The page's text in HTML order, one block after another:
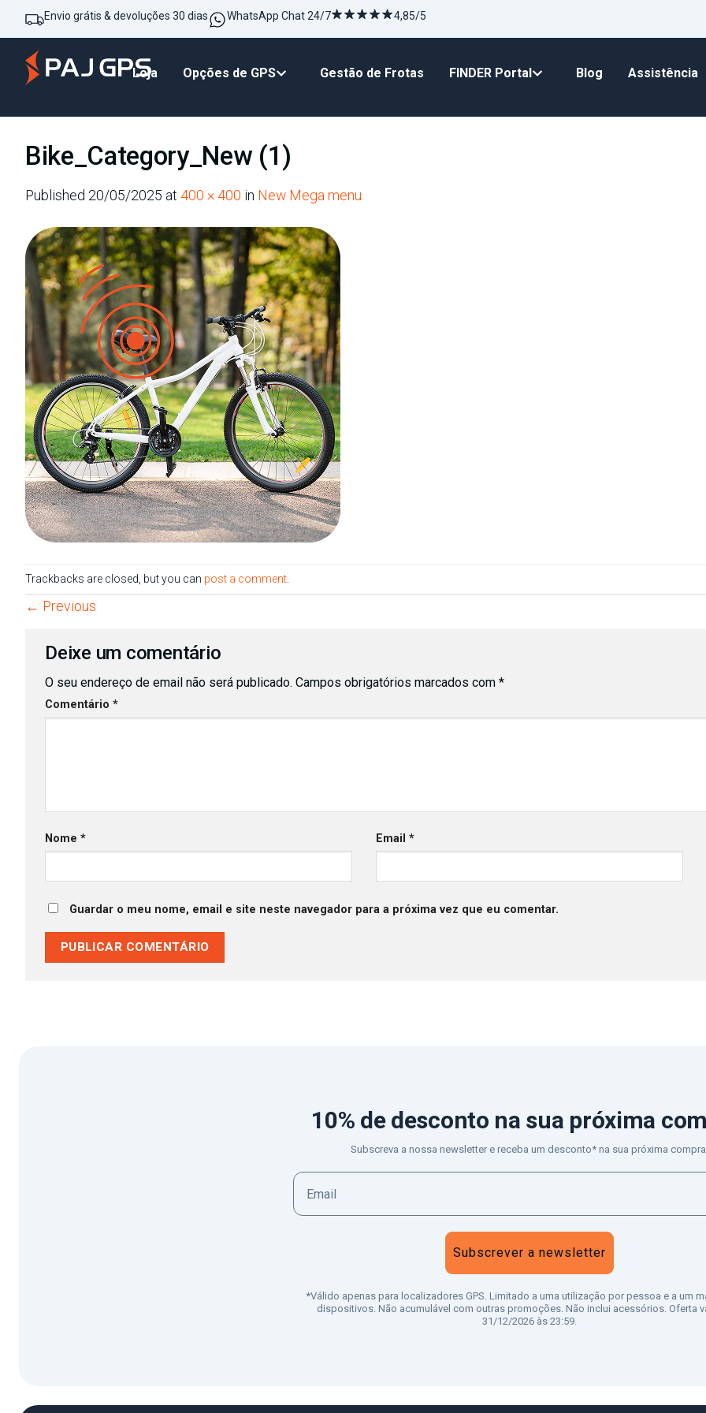
Envio grátis & devoluções 30 dias WhatsApp Chat 24/7 4,85/5
Loja Opções de GPS Gestão de Frotas FINDER Portal Blog Assistência
Bike_Category_New (1)
Published 20/05/2025 at 400 × 400 in New Mega menu
Trackbacks are closed, but you can post a comment
← Previous
Deixe um comentário
O seu endereço de email não será publicado. Campos obrigatórios marcados com *
Comentário *
Nome * Email *
Guardar o meu nome, email e site neste navegador para a próxima vez que eu comentar.
10% de desconto na sua próxima
Subscreva a nossa newsletter e receba um desconto* na sua próxima
Subscrever a newsletter
*Válido apenas para localizadores GPS. Limitado a uma utilização por pessoa e a um
dispositivos. Não acumulável com outras promoções. Não inclui acessórios. Oferta
31/12/2026 às 23:59.